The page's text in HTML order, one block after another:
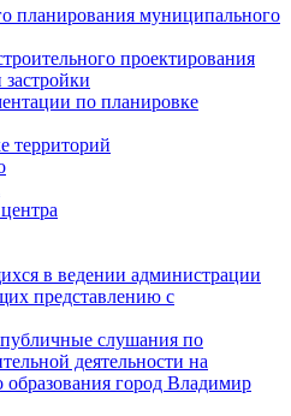
планирования муниципального
проектирования
по планировке
территорий
в ведении администрации
представлению с
слушания по
деятельности на
город Владимир